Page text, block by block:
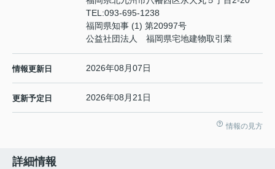
TEL:093-695-1238
福岡県知事 (1) 第20997号
公益社団法人 福岡県宅地建物取引業
情報更新日 2026年08月07日
更新予定日 2026年08月21日
情報の見方
詳細情報